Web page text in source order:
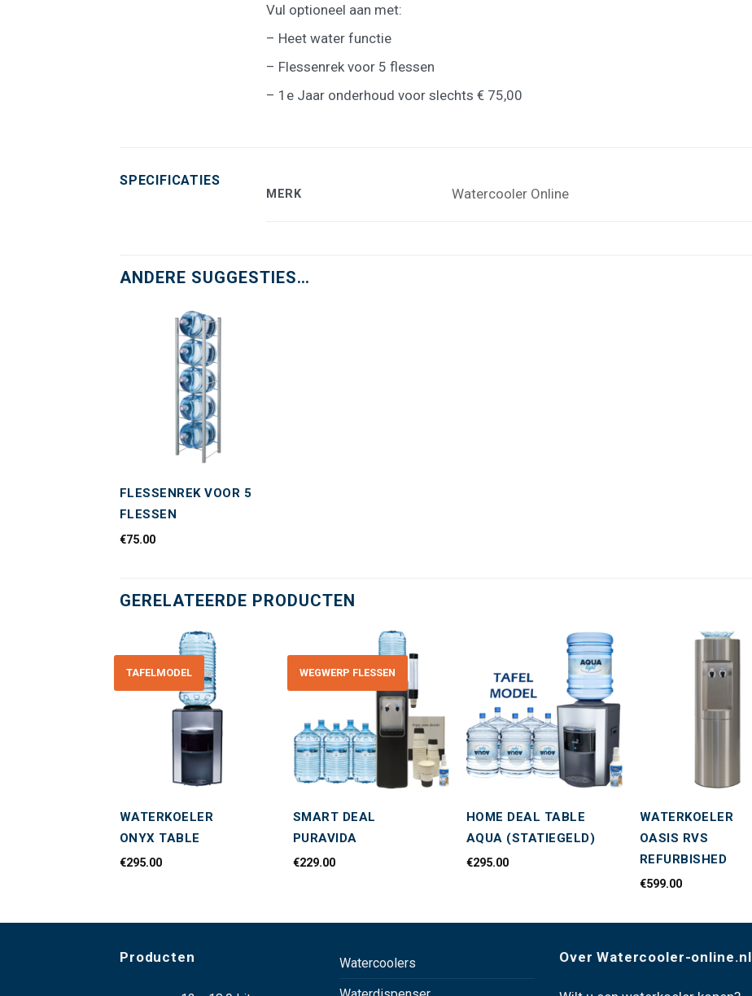
Vul optioneel aan met:
– Heet water functie
– Flessenrek voor 5 flessen
– 1e Jaar onderhoud voor slechts € 75,00
SPECIFICATIES
MERK Watercooler Online
ANDERE SUGGESTIES…
FLESSENREK VOOR 5
FLESSEN
€75.00
GERELATEERDE PRODUCTEN
TAFELMODEL
Toevoegen
WATERKOELER
ONYX TABLE
€295.00
WEGWERP FLESSEN
Toevoegen
aan
wenslijst
SMART DEAL
PURAVIDA
€229.00
Toevoegen
aan
wenslijst
HOME DEAL TABLE
AQUA (STATIEGELD)
€295.00
WATERKOELER
OASIS RVS
REFURBISHED
€599.00
Producten
Watercoolers
Over Watercooler-online.nl